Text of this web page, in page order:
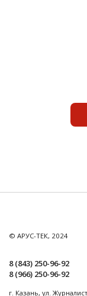
© АРУС-ТЕК, 2024
8 (843) 250-96-92
8 (966) 250-96-92
г. Казань, ул.